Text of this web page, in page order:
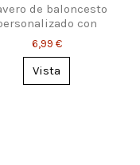
de baloncesto
con
nombre
6,99 €
Vista